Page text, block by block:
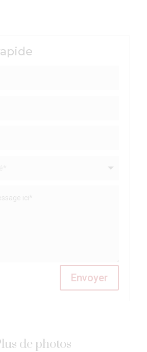
Envoyer
de photos